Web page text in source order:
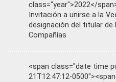
class="year">2022</
Invitación a unirse a la
designación del titular de
Compañías
<span class="date time
21T12:47:12-